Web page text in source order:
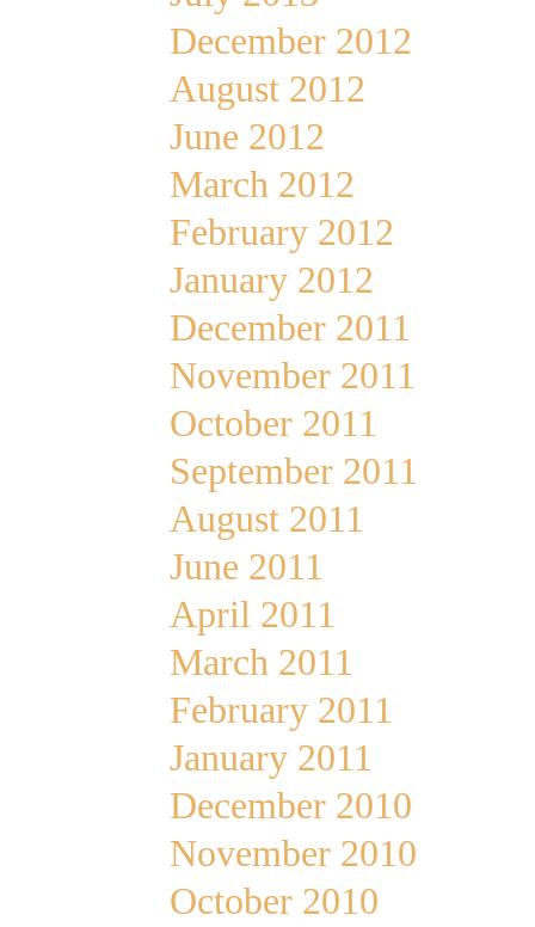
December 2012
August 2012
June 2012
March 2012
February 2012
January 2012
December 2011
November 2011
October 2011
September 2011
August 2011
June 2011
April 2011
March 2011
February 2011
January 2011
December 2010
November 2010
October 2010